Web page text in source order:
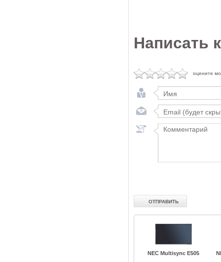
Написать
оцените
NEC Multisync E505